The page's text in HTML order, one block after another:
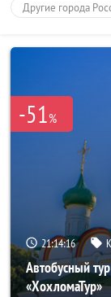
Другие города
-51%
21:14:14
Автобусный
«ХохломаТур»